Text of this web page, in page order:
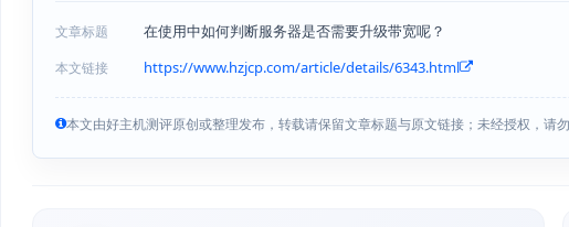
文章标题 在使用中如何判断服务器是否需要升级带宽呢？
本文链接 https://www.hzjcp.com/article/details/6343.html
本文由好主机测评原创或整理发布，转载请保留文章标题与原文链接；未经授权，请